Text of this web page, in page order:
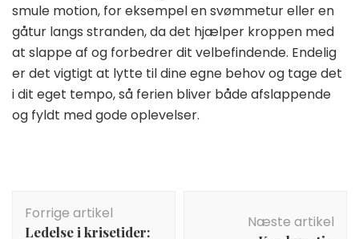
smule motion, for eksempel en svømmetur eller en
gåtur langs stranden, da det hjælper kroppen med
at slappe af og forbedrer dit velbefindende. Endelig
er det vigtigt at lytte til dine egne behov og tage det
i dit eget tempo, så ferien bliver både afslappende
og fyldt med gode oplevelser.
Forrige artikel
Ledelse i krisetider:
Næste artikel